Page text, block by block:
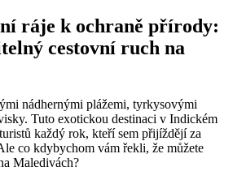
ráje⁣ k ochraně přírody:
cestovní ruch na
nádhernými plážemi, tyrkysovými
‌Tuto‍ exotickou destinaci v Indickém
každý rok, kteří sem přijíždějí za⁢
co kdybychom vám řekli,​ že můžete
Maledivách?